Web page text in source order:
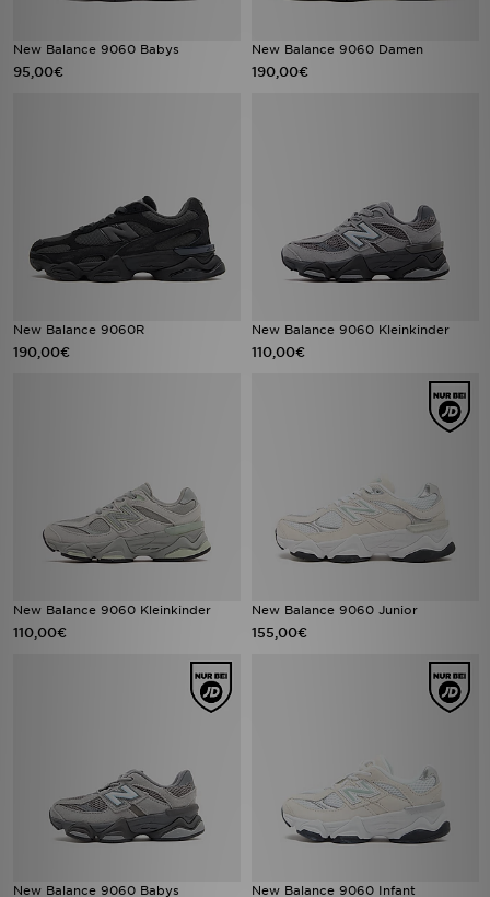
New Balance 9060 Babys
95,00€
New Balance 9060 Damen
190,00€
New Balance 9060R
190,00€
New Balance 9060 Kleinkinder
110,00€
New Balance 9060 Kleinkinder
110,00€
New Balance 9060 Junior
155,00€
New Balance 9060 Babys New Balance 9060 Infant